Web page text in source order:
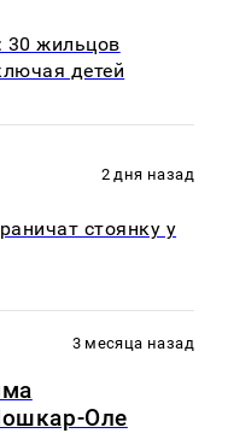
30 жильцов
детей
2 дня назад
стоянку у
3 месяца назад
Оле